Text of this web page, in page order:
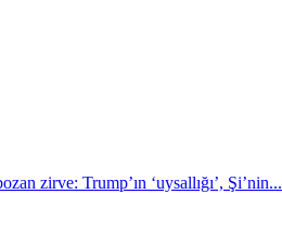
zirve: Trump’ın ‘uysallığı’, Şi’nin...